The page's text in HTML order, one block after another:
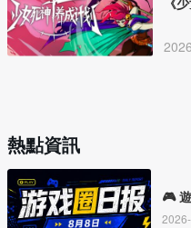
熱點資訊
🎮